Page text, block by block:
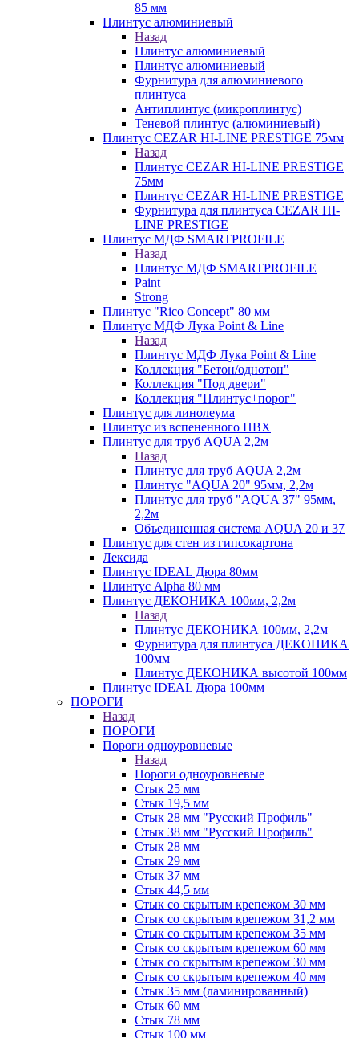
85 мм
Плинтус алюминиевый
Назад
Плинтус алюминиевый
Плинтус алюминиевый
Фурнитура для алюминиевого
плинтуса
Антиплинтус (микроплинтус)
Теневой плинтус (алюминиевый)
Плинтус CEZAR HI-LINE PRESTIGE 75мм
Назад
Плинтус CEZAR HI-LINE PRESTIGE
75мм
Плинтус CEZAR HI-LINE PRESTIGE
Фурнитура для плинтуса CEZAR HI-
LINE PRESTIGE
Плинтус МДФ SMARTPROFILE
Назад
Плинтус МДФ SMARTPROFILE
Paint
Strong
Плинтус "Rico Concept" 80 мм
Плинтус МДФ Лука Point & Line
Назад
Плинтус МДФ Лука Point & Line
Коллекция "Бетон/однотон"
Коллекция "Под двери"
Коллекция "Плинтус+порог"
Плинтус для линолеума
Плинтус из вспененного ПВХ
Плинтус для труб AQUA 2,2м
Назад
Плинтус для труб AQUA 2,2м
Плинтус "AQUA 20" 95мм, 2,2м
Плинтус для труб "AQUA 37" 95мм,
2,2м
Объединенная система AQUA 20 и 37
Плинтус для стен из гипсокартона
Лексида
Плинтус IDEAL Дюра 80мм
Плинтус Alpha 80 мм
Плинтус ДЕКОНИКА 100мм, 2,2м
Назад
Плинтус ДЕКОНИКА 100мм, 2,2м
Фурнитура для плинтуса ДЕКОНИКА
100мм
Плинтус ДЕКОНИКА высотой 100мм
Плинтус IDEAL Дюра 100мм
ПОРОГИ
Назад
ПОРОГИ
Пороги одноуровневые
Назад
Пороги одноуровневые
Стык 25 мм
Стык 19,5 мм
Стык 28 мм "Русский Профиль"
Стык 38 мм "Русский Профиль"
Стык 28 мм
Стык 29 мм
Стык 37 мм
Стык 44,5 мм
Стык со скрытым крепежом 30 мм
Стык со скрытым крепежом 31,2 мм
Стык со скрытым крепежом 35 мм
Стык со скрытым крепежом 60 мм
Стык со скрытым крепежом 30 мм
Стык со скрытым крепежом 40 мм
Стык 35 мм (ламинированный)
Стык 60 мм
Стык 78 мм
Стык 100 мм